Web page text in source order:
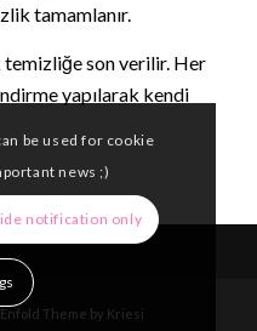
tamamlanır.
temizliğe son verilir. Her
yapılarak kendi
Enfold Theme by Kriesi
be used for cookie
news ;)
notification only